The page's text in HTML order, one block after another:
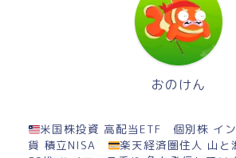
おのけん
米国株投資 高配当ETF 個別株 イ
貨 積立NISA
楽天経済圏住人 山と